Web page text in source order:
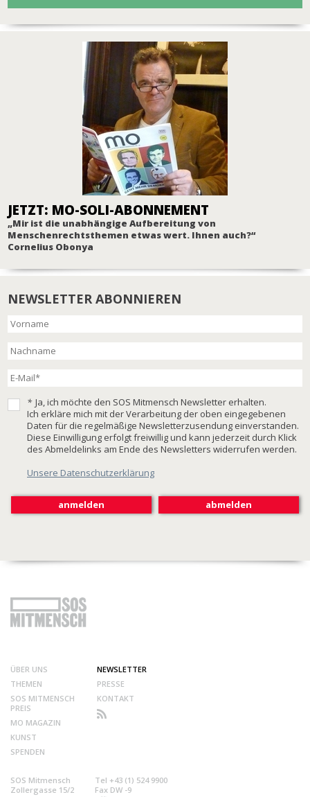
JETZT: MO-SOLI-ABONNEMENT
„Mir ist die unabhängige Aufbereitung von
Menschenrechtsthemen etwas wert. Ihnen auch?“
Cornelius Obonya
NEWSLETTER ABONNIEREN
* Ja, ich möchte den SOS Mitmensch Newsletter erhalten.
Ich erkläre mich mit der Verarbeitung der oben eingegebenen
Daten für die regelmäßige Newsletterzusendung einverstanden.
Diese Einwilligung erfolgt freiwillig und kann jederzeit durch Klick
des Abmeldelinks am Ende des Newsletters widerrufen werden.
Unsere Datenschutzerklärung
ÜBER UNS
THEMEN
SOS MITMENSCH
PREIS
MO MAGAZIN
KUNST
SPENDEN
NEWSLETTER
PRESSE
KONTAKT
SOS Mitmensch
Zollergasse 15/2
Tel +43 (1) 524 9900
Fax DW -9